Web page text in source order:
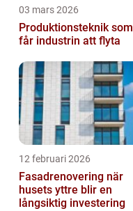
03 mars 2026
Produktionsteknik som
får industrin att flyta
12 februari 2026
Fasadrenovering när
husets yttre blir en
långsiktig investering